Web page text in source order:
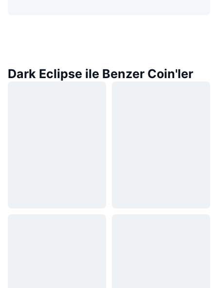
Dark Eclipse ile Benzer Coin'ler